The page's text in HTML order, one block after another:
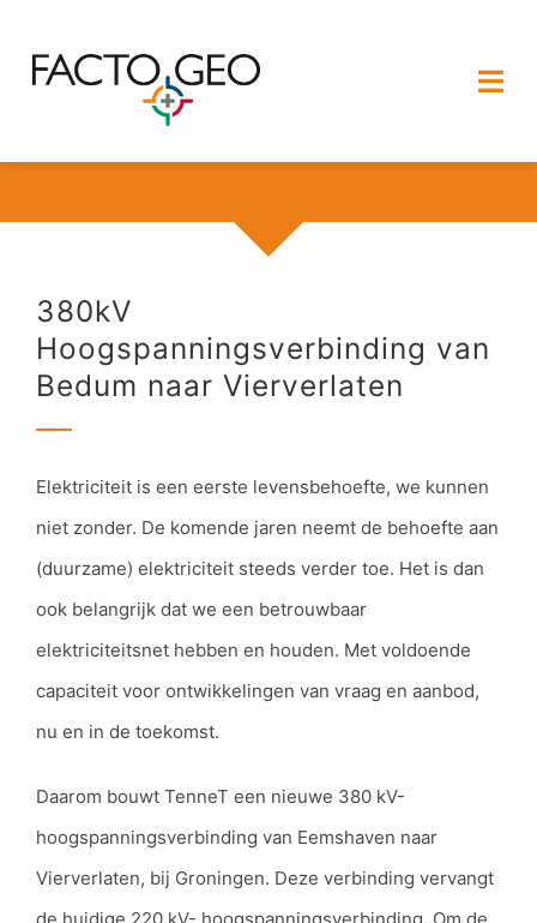
naar
DIENSTEN
PROJECTEN
VACATURES
380kV
Hoogspanningsverbinding van
Bedum naar Vierverlaten
Elektriciteit is een eerste levensbehoefte, we kunnen
niet zonder. De komende jaren neemt de behoefte aan
(duurzame) elektriciteit steeds verder toe. Het is dan
ook belangrijk dat we een betrouwbaar
elektriciteitsnet hebben en houden. Met voldoende
capaciteit voor ontwikkelingen van vraag en aanbod,
nu en in de toekomst.
Daarom bouwt TenneT een nieuwe 380 kV-
hoogspanningsverbinding van Eemshaven naar
Vierverlaten, bij Groningen. Deze verbinding vervangt
de huidige 220 kV- hoogspanningsverbinding. Om de